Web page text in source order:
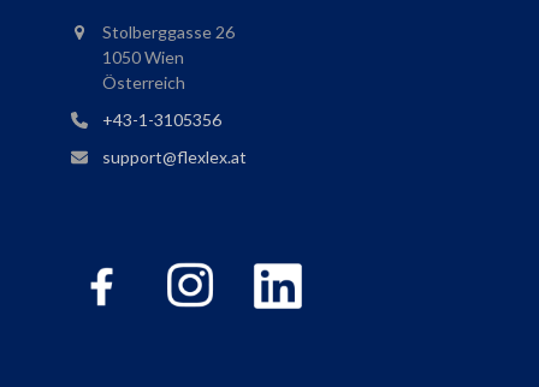
Stolberggasse 26
1050 Wien
Österreich
+43-1-3105356
support@flexlex.at